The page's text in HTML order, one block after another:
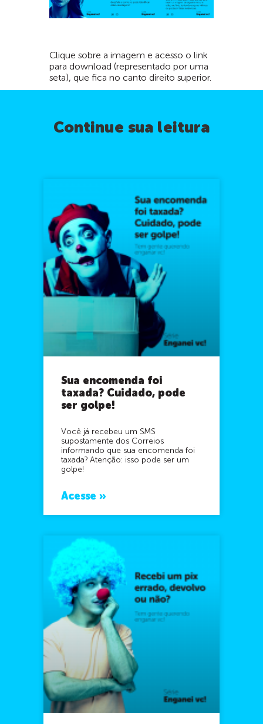
Clique sobre a imagem e acesso o link
para download (representado por uma
seta), que fica no canto direito superior.
Continue sua leitura
Sua encomenda foi
taxada? Cuidado, pode
ser golpe!
Você já recebeu um SMS
supostamente dos Correios
informando que sua encomenda foi
taxada? Atenção: isso pode ser um
golpe!
Acesse »